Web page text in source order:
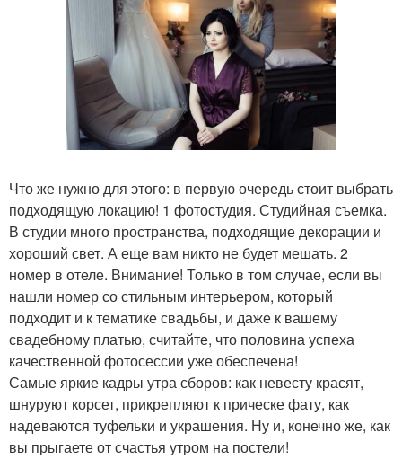
Что же нужно для этого: в первую очередь стоит выбрать
подходящую локацию! 1 фотостудия. Студийная съемка.
В студии много пространства, подходящие декорации и
хороший свет. А еще вам никто не будет мешать. 2
номер в отеле. Внимание! Только в том случае, если вы
нашли номер со стильным интерьером, который
подходит и к тематике свадьбы, и даже к вашему
свадебному платью, считайте, что половина успеха
качественной фотосессии уже обеспечена!
Самые яркие кадры утра сборов: как невесту красят,
шнуруют корсет, прикрепляют к прическе фату, как
надеваются туфельки и украшения. Ну и, конечно же, как
вы прыгаете от счастья утром на постели!